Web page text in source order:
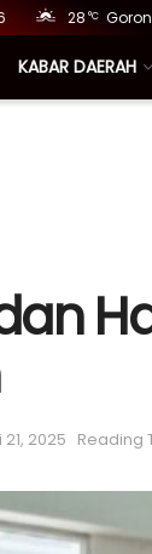
28 °C
KABAR DAERAH
2025 Reading